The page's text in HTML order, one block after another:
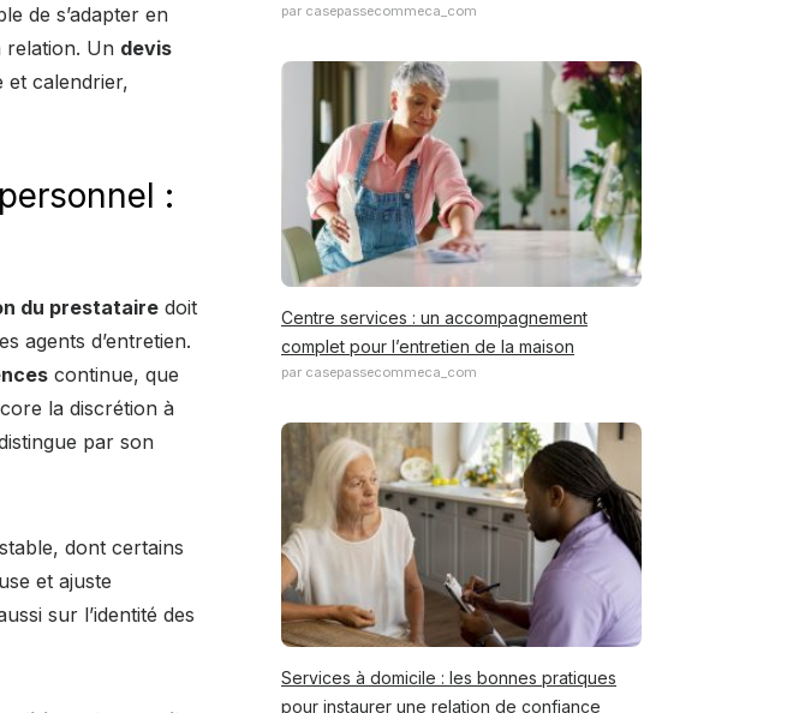
de s’adapter en
relation. Un devis
et calendrier,
:
du prestataire doit
agents d’entretien.
continue, que
la discrétion à
par son
dont certains
et ajuste
sur l’identité des
par casepassecommeca_com
Centre services : un accompagnement
complet pour l’entretien de la maison
par casepassecommeca_com
Services à domicile : les bonnes pratiques
pour instaurer une relation de confiance